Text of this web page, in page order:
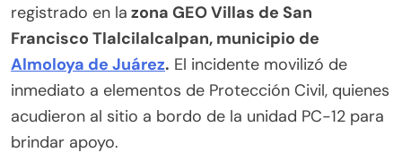
registrado en la zona GEO Villas de San
Francisco Tlalcilalcalpan, municipio de
Almoloya de Juárez. El incidente movilizó de
inmediato a elementos de Protección Civil, quienes
acudieron al sitio a bordo de la unidad PC-12 para
brindar apoyo.